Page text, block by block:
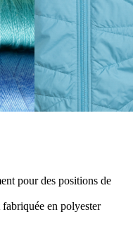
pour des positions de
en polyester